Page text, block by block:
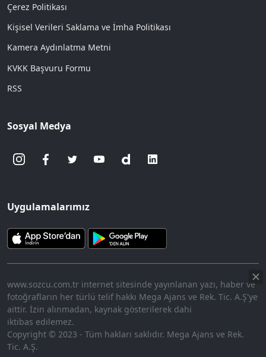
Çerez Politikası
Kişisel Verileri Saklama ve İmha Politikası
Kamera Aydınlatma Metni
KVKK Başvuru Formu
RSS
Sosyal Medya
Uygulamalarımız
www.sozcu.com.tr internet sitesinde yayınlanan yazı, haber ve
fotoğrafların her türlü telif hakkı Mega Ajans ve Rek. Tic. A.Ş'ye
aittir. İzin alınmadan, kaynak gösterilerek dahi
iktibas edilemez.
Copyright © 2023 - Tüm hakları saklıdır. Mega Ajans ve Rek.
Tic. A.Ş.